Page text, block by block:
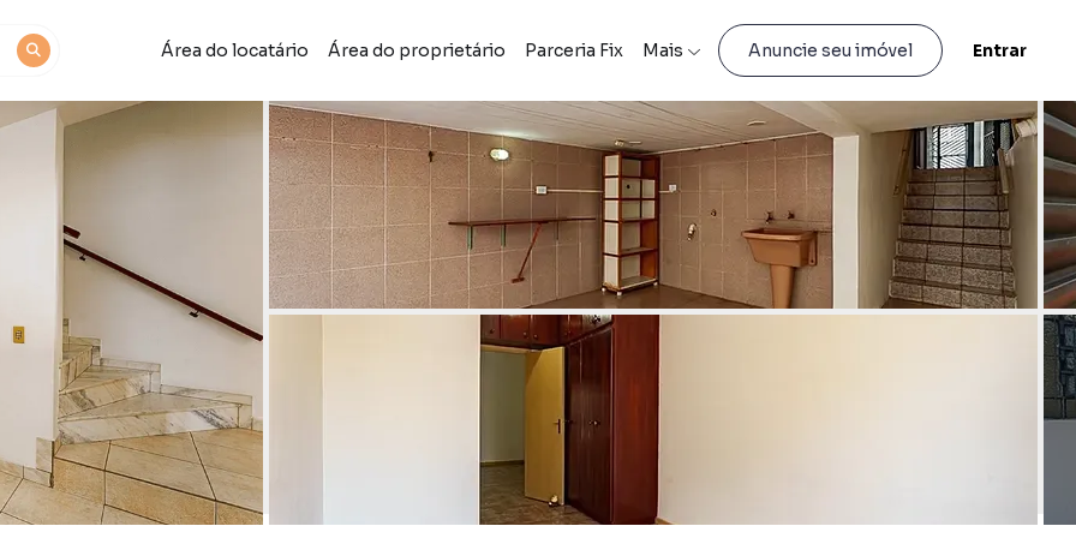
Área do locatário Área do proprietário Parceria Fix Mais Anuncie seu imóvel Entrar